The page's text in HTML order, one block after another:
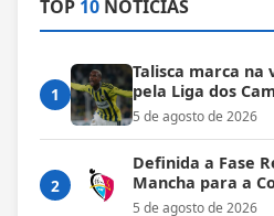
TOP 10 NOTÍCIAS
1
Talisca marca na
pela Liga dos
5 de agosto de 2026
2
Definida a Fase
Mancha para a
5 de agosto de 2026